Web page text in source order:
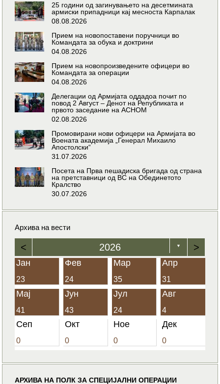
25 години од загинувањето на десетмината
армиски припадници кај месноста Карпалак
08.08.2026
Прием на новопоставени поручници во
Командата за обука и доктрини
04.08.2026
Прием на новопроизведените офицери во
Командата за операции
04.08.2026
Делегации од Армијата оддадоа почит по
повод 2 Август – Денот на Републиката и
првото заседание на АСНОМ
02.08.2026
Промовирани нови офицери на Армијата во
Воената академија „Генерал Михаило
Апостолски“
31.07.2026
Посета на Прва пешадиска бригада од страна
на претставници од ВС на Обединетото
Кралство
30.07.2026
Архива на вести
< 2026 ▼ >
Јан
23
Фев
24
Мар
35
Апр
31
Мај
41
Јун
43
Јул
24
Авг
4
Сеп
0
Окт
0
Ное
0
Дек
0
АРХИВА НА ПОЛК ЗА СПЕЦИЈАЛНИ ОПЕРАЦИИ